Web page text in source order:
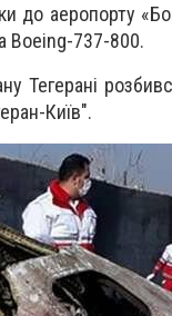
до аеропорту
Boeing-737-800.
Тегерані
Київ".